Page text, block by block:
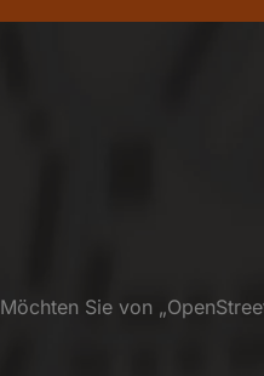
Möchten Sie von